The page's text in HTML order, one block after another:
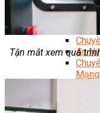
Giám
Công
An
Mạng
Tận mắt xem quá